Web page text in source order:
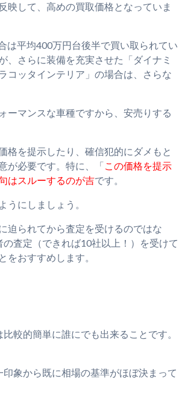
映して、高めの買取価格となっていま
は平均400万円台後半で買い取られてい
、さらに装備を充実させた「ダイナミ
コッタインテリア」の場合は、さらな
ーマンスな車種ですから、安売りする
格を提示したり、確信犯的にダメもと
が必要です。特に、「この価格を提示
はスルーするのが吉です。
うにしましょう。
迫られてから査定を受けるのではな
査定（できれば10社以上！）を受けて
おすすめします。
較的簡単に誰にでも出来ることです。
象から既に相場の基準がほぼ決まって